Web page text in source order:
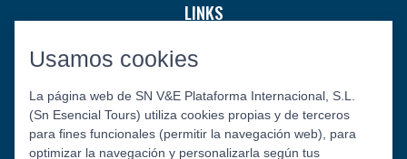
LINKS
INICIO
¿QUIÉNES SOMOS?
CONTACTO
Usamos cookies
La página web de SN V&E Plataforma Internacional, S.L.
(Sn Esencial Tours) utiliza cookies propias y de terceros
para fines funcionales (permitir la navegación web), para
optimizar la navegación y personalizarla según tus